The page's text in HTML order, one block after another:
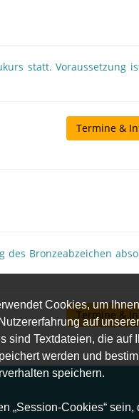
Cookies, um
auf
sind Textdateien, die auf
werden und
speichern.
„Session-Cookies“ sein,
statt. Voraussetzung
Termine &
des Bronzeabzeichen
Termine &